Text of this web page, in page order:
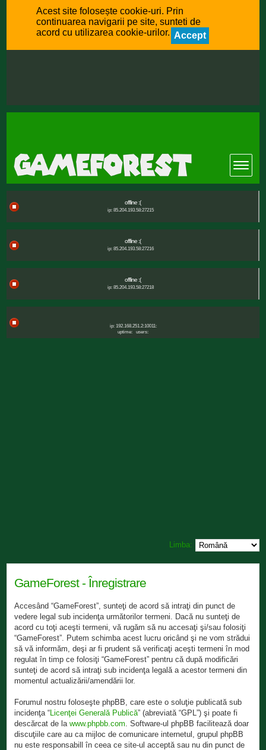
Acest site folosește cookie-uri. Prin
continuarea navigarii pe site, sunteti de
acord cu utilizarea cookie-urilor. Accept
offline :(
ip: 85.204.193.58:27215
offline :(
ip: 85.204.193.58:27216
offline :(
ip: 85.204.193.58:27218
ip: 192.168.251.2:10011:
uptime:
users:
Limba:
GameForest - Înregistrare
Accesând “GameForest”, sunteţi de acord să intraţi din punct de
vedere legal sub incidenţa următorilor termeni. Dacă nu sunteţi de
acord cu toţi aceşti termeni, vă rugăm să nu accesaţi şi/sau folosiţi
“GameForest”. Putem schimba acest lucru oricând şi ne vom strădui
să vă informăm, deşi ar fi prudent să verificaţi aceşti termeni în mod
regulat în timp ce folosiţi “GameForest” pentru că după modificări
sunteţi de acord să intraţi sub incidenţa legală a acestor termeni din
momentul actualizării/amendării lor.
Forumul nostru foloseşte phpBB, care este o soluţie publicată sub
incidenţa “Licenţei Generală Publică” (abreviată “GPL”) şi poate fi
descărcat de lawww.phpbb.com . Software-ul phpBB facilitează doar
discuţiile care au ca mijloc de comunicare internetul, grupul phpBB
nu este responsabill în ceea ce site-ul acceptă sau nu din punct de